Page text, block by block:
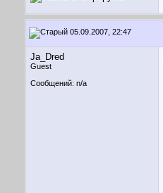
05.09.2007, 22:47
Ja_Dred
Guest
Сообщений: n/a